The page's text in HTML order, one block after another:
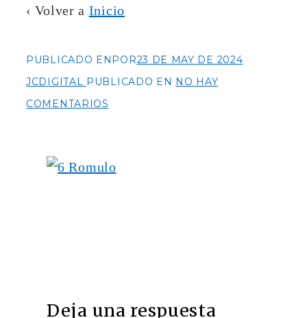
‹ Volver a Inicio
PUBLICADO ENPOR23 DE MAY DE 2024
JCDIGITAL PUBLICADO EN NO HAY
COMENTARIOS
Deja una respuesta